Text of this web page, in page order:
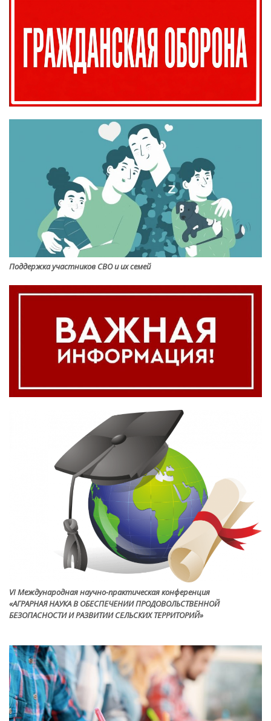
Поддержка участников СВО и их семей
VI Международная научно-практическая конференция
«АГРАРНАЯ НАУКА В ОБЕСПЕЧЕНИИ ПРОДОВОЛЬСТВЕННОЙ
БЕЗОПАСНОСТИ И РАЗВИТИИ СЕЛЬСКИХ ТЕРРИТОРИЙ»